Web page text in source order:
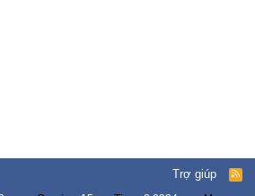
Trợ giúp
R